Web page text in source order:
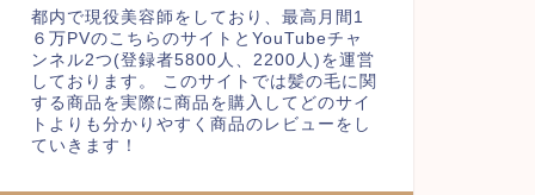
都内で現役美容師をしており、最高月間1
６万PVのこちらのサイトとYouTubeチャ
ンネル2つ(登録者5800人、2200人)を運営
しております。 このサイトでは髪の毛に関
する商品を実際に商品を購入してどのサイ
トよりも分かりやすく商品のレビューをし
ていきます！